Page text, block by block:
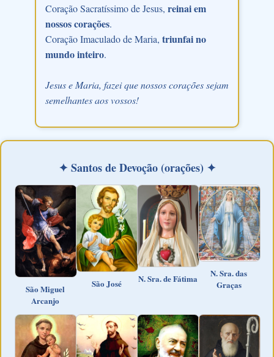
Coração Sacratíssimo de Jesus, reinai em
nossos corações.
Coração Imaculado de Maria, triunfai no
mundo inteiro.
Jesus e Maria, fazei que nossos corações sejam
semelhantes aos vossos!
✦ Santos de Devoção (orações) ✦
São Miguel
Arcanjo
São José N. Sra. de Fátima
N. Sra. das
Graças